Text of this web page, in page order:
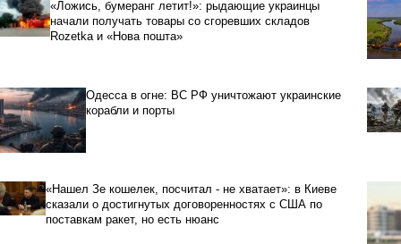
«Ложись, бумеранг летит!»: рыдающие украинцы
начали получать товары со сгоревших складов
Rozetka и «Нова пошта»
Одесса в огне: ВС РФ уничтожают украинские
корабли и порты
«Нашел Зе кошелек, посчитал - не хватает»: в Киеве
сказали о достигнутых договоренностях с США по
поставкам ракет, но есть нюанс